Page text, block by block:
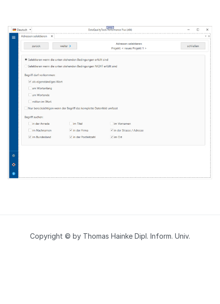
Copyright © by Thomas Hainke Dipl. Inform. Univ.